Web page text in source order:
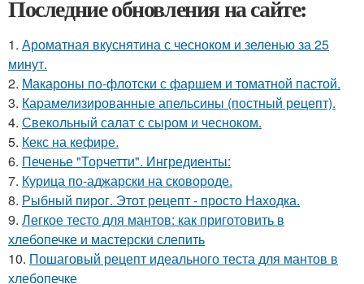
Последние обновления на сайте:
1. Ароматная вкуснятина с чесноком и зеленью за 25
минут.
2. Макароны по-флотски с фаршем и томатной пастой.
3. Карамелизированные апельсины (постный рецепт).
4. Свекольный салат с сыром и чесноком.
5. Кекс на кефире.
6. Печенье "Торчетти". Ингредиенты:
7. Курица по-аджарски на сковороде.
8. Рыбный пирог. Этот рецепт - просто Находка.
9. Легкое тесто для мантов: как приготовить в
хлебопечке и мастерски слепить
10. Пошаговый рецепт идеального теста для мантов в
хлебопечке